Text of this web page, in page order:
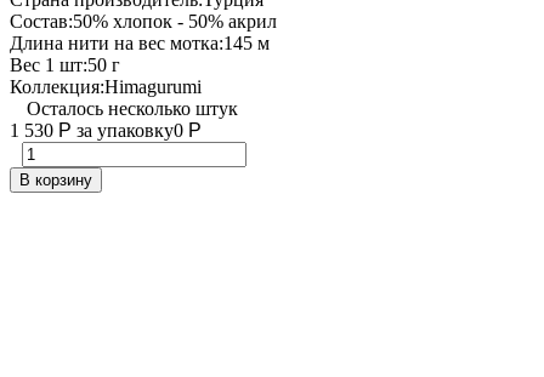
Состав:50% хлопок - 50% акрил
Длина нити на вес мотка:145 м
Вес 1 шт:50 г
Коллекция:Himagurumi
Осталось несколько штук
1 530 Р за упаковку0 Р
В корзину